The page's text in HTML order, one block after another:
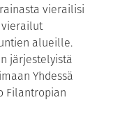
vierailisi
vierailut
alueille.
järjestelyistä
Yhdessä
Filantropian